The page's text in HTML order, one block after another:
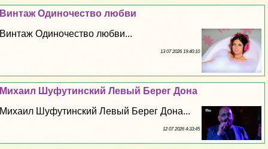
Винтаж Одиночество любви
Винтаж Одиночество любви...
13 07 2026 19:40:10
Михаил Шуфутинский Левый Берег Дона
Михаил Шуфутинский Левый Берег Дона...
12 07 2026 4:33:45